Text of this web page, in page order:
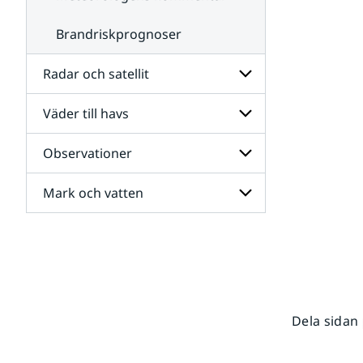
Brandriskprognoser
Radar och satellit
Undersidor
för
Radar
och
satellit
Väder till havs
Undersidor
för
Väder
till
havs
Observationer
Undersidor
för
Mark och vatten
Dela sidan